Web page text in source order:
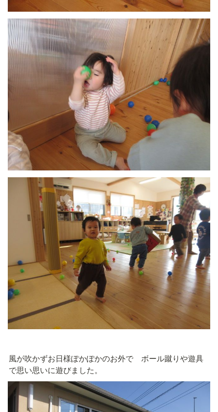
風が吹かずお日様ぽかぽかのお外で　ボール蹴りや遊具
で思い思いに遊びました。